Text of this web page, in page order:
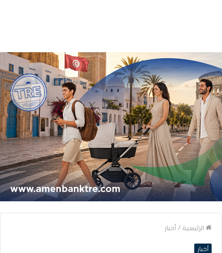
الرئيسية / أخبار
أخبار